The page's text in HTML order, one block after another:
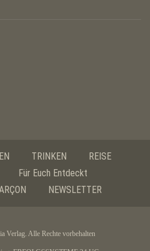
TRINKEN
REISE
Für Euch Entdeckt
NEWSLETTER
Verlag. Alle Rechte vorbehalten